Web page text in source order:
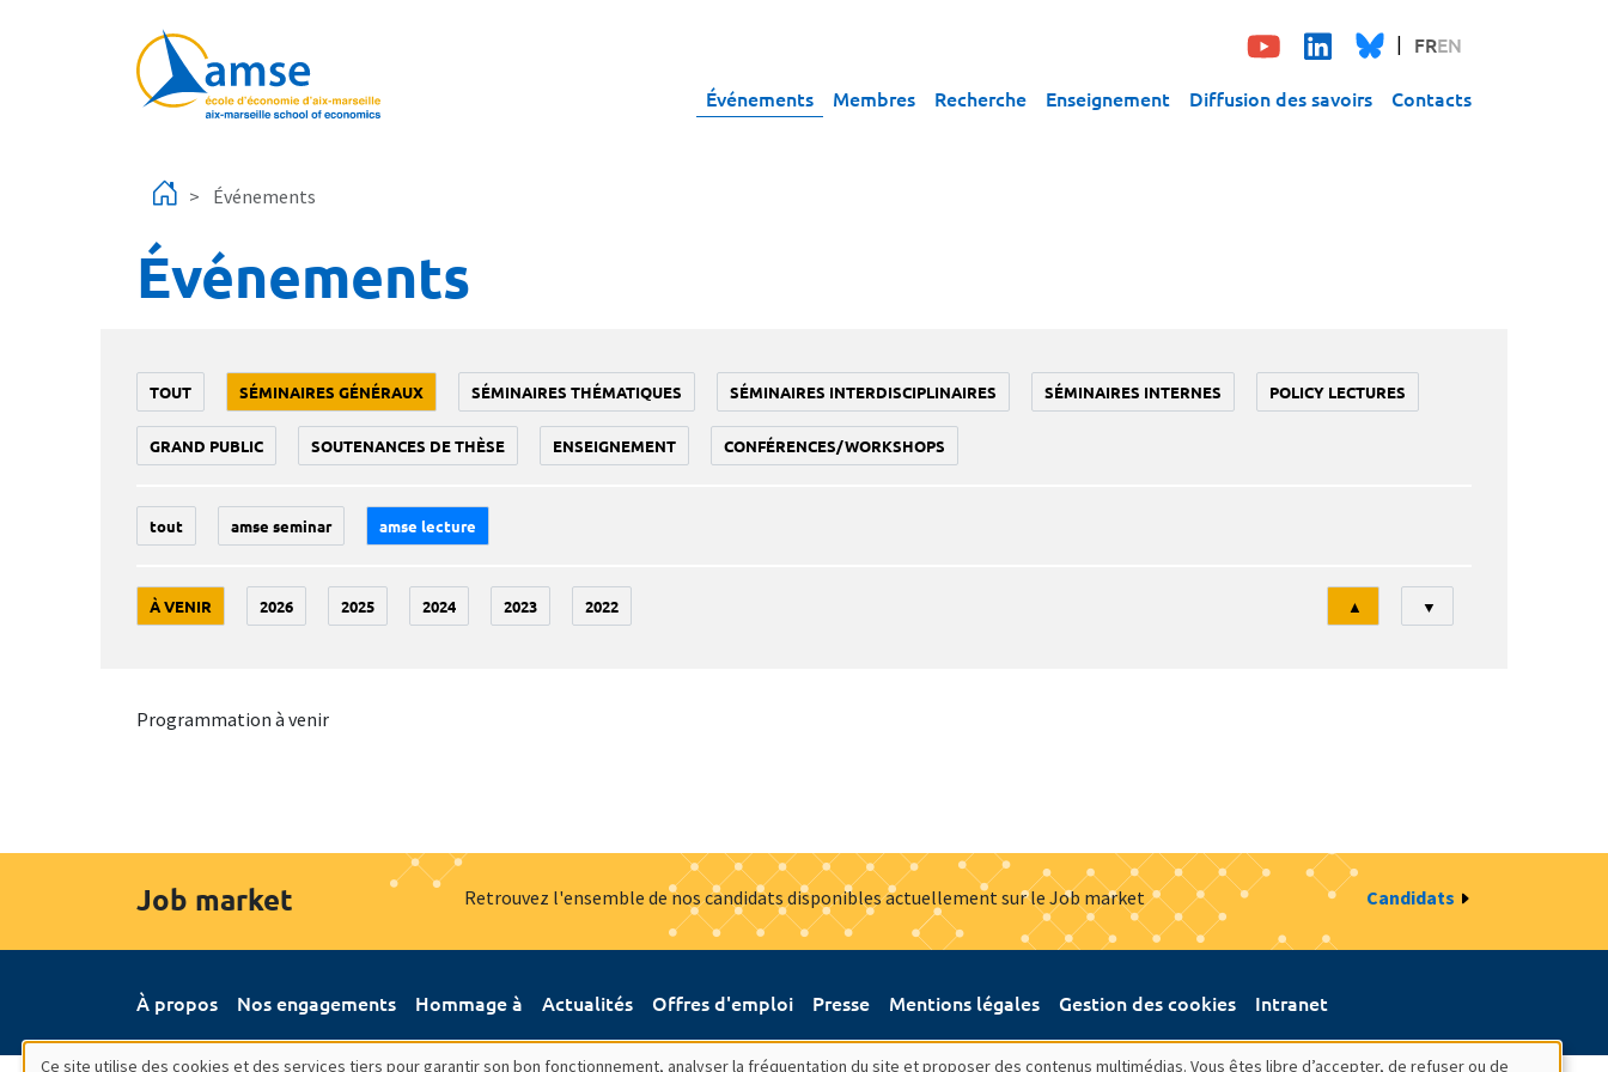
FREN
Événements Membres Recherche Enseignement Diffusion des savoirs Contacts
Événements
Événements
TOUT SÉMINAIRES GÉNÉRAUX SÉMINAIRES THÉMATIQUES SÉMINAIRES INTERDISCIPLINAIRES SÉMINAIRES INTERNES POLICY LECTURES
GRAND PUBLIC SOUTENANCES DE THÈSE ENSEIGNEMENT CONFÉRENCES/WORKSHOPS
tout amse seminar amse lecture
À VENIR 2026 2025 2024 2023 2022
Tri
▲ ▼
Programmation à venir
Job market Retrouvez l'ensemble de nos candidats disponibles actuellement sur le Job market Candidats
À propos Nos engagements Hommage à Actualités Offres d'emploi Presse Mentions légales Gestion des cookies Intranet
Ce site utilise des cookies et des services tiers pour garantir son bon fonctionnement, analyser la fréquentation du site et proposer des contenus multimédias. Vous êtes libre d’accepter, de refuser ou de